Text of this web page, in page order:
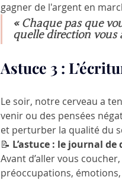
gagner de l'argent en
« Chaque pas que
quelle direction vous
Astuce 3 :
Le soir, notre cerveau a
venir ou des pensées
et perturber la qualité du
📝 L’astuce : le journal
Avant d’aller vous
préoccupations, émotions,